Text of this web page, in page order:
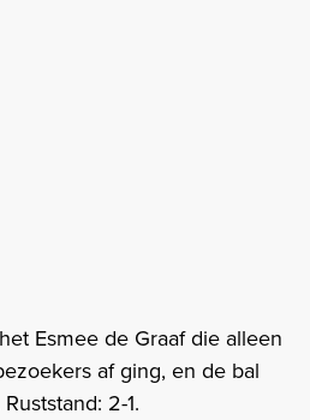
Esmee de Graaf die alleen
af ging, en de bal
2-1.